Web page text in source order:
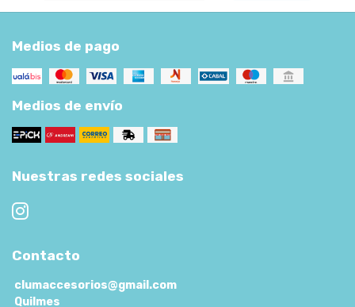
Medios de pago
Medios de envío
Nuestras redes sociales
Contacto
clumaccesorios@gmail.com
Quilmes